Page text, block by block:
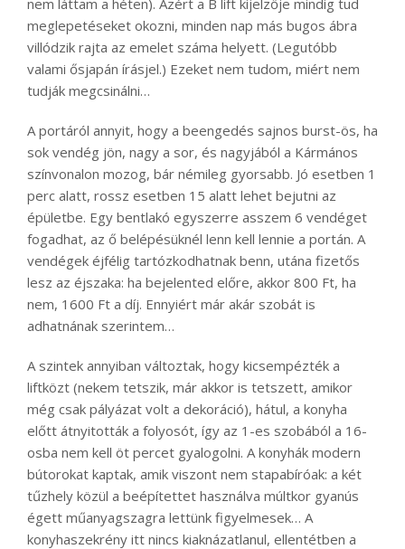
nem láttam a héten). Azért a B lift kijelzője mindig tud
meglepetéseket okozni, minden nap más bugos ábra
villódzik rajta az emelet száma helyett. (Legutóbb
valami ősjapán írásjel.) Ezeket nem tudom, miért nem
tudják megcsinálni…
A portáról annyit, hogy a beengedés sajnos burst-ös, ha
sok vendég jön, nagy a sor, és nagyjából a Kármános
színvonalon mozog, bár némileg gyorsabb. Jó esetben 1
perc alatt, rossz esetben 15 alatt lehet bejutni az
épületbe. Egy bentlakó egyszerre asszem 6 vendéget
fogadhat, az ő belépésüknél lenn kell lennie a portán. A
vendégek éjfélig tartózkodhatnak benn, utána fizetős
lesz az éjszaka: ha bejelented előre, akkor 800 Ft, ha
nem, 1600 Ft a díj. Ennyiért már akár szobát is
adhatnának szerintem…
A szintek annyiban változtak, hogy kicsempézték a
liftközt (nekem tetszik, már akkor is tetszett, amikor
még csak pályázat volt a dekoráció), hátul, a konyha
előtt átnyitották a folyosót, így az 1-es szobából a 16-
osba nem kell öt percet gyalogolni. A konyhák modern
bútorokat kaptak, amik viszont nem stapabíróak: a két
tűzhely közül a beépítettet használva múltkor gyanús
égett műanyagszagra lettünk figyelmesek… A
konyhaszekrény itt nincs kiaknázatlanul, ellentétben a